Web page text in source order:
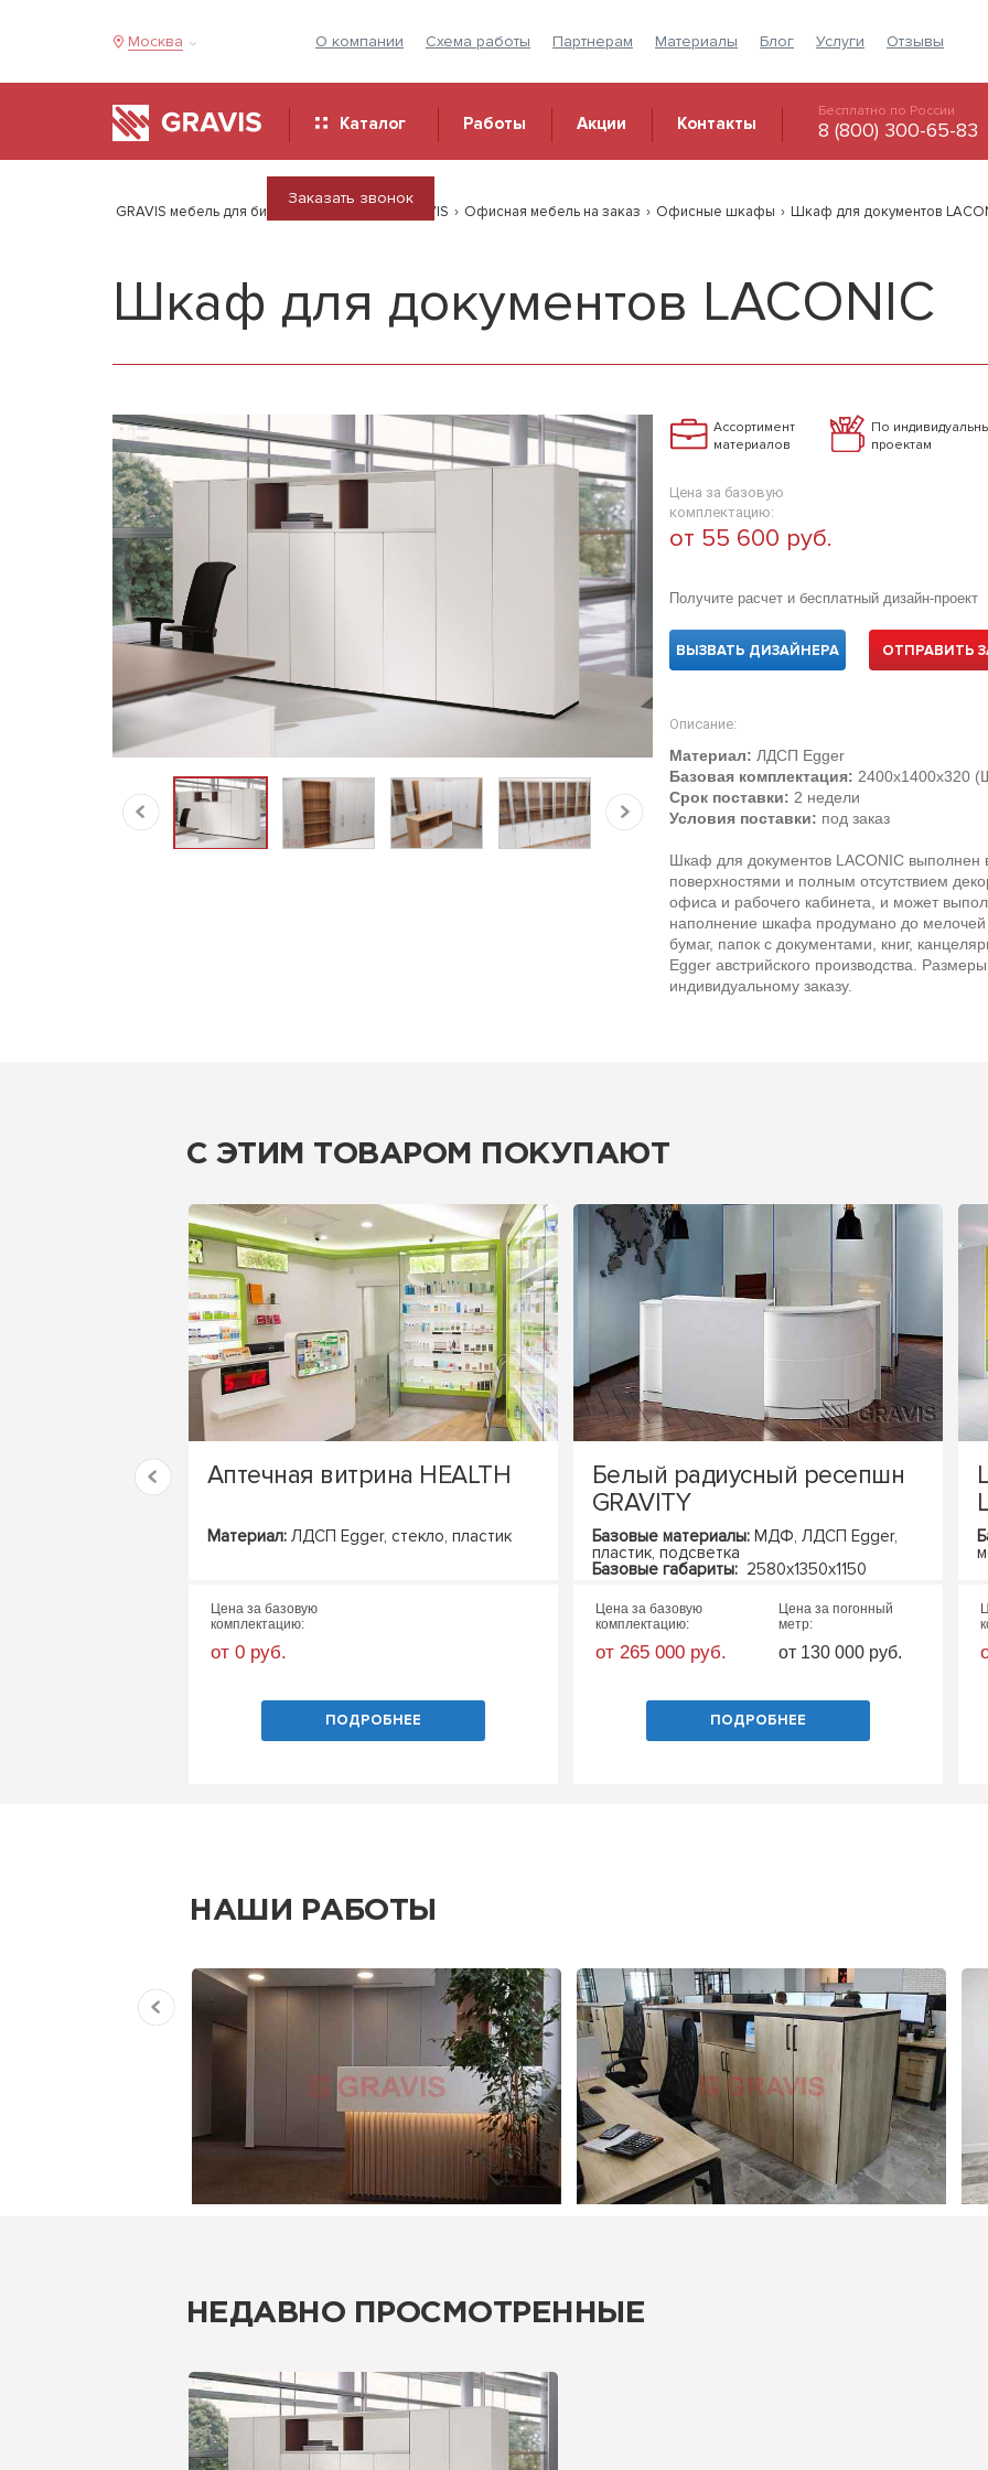
Москва О компании Схема работы Партнерам Материалы Блог Услуги Отзывы
Каталог Работы Акции Контакты
Бесплатно по России
8 (800) 300-65-83
Заказать звонок
GRAVIS мебель для бизнеса Продукция GRAVIS › Офисная мебель на заказ › Офисные шкафы › Шкаф для документов
Шкаф для документов LACONIC
Ассортимент
материалов
По
проектам
Цена за базовую
комплектацию:
от 55 600 руб.
Получите расчет и бесплатный дизайн-проект
ВЫЗВАТЬ ДИЗАЙНЕРА ОТПРАВИТЬ
Описание:
Материал: ЛДСП Egger
Базовая комплектация: 2400х1400х320
Срок поставки: 2 недели
Условия поставки: под заказ
Шкаф для документов LACONIC
поверхностями и полным отсутствием
офиса и рабочего кабинета, и может
наполнение шкафа продумано до мелочей
бумаг, папок с документами, книг,
Egger австрийского производства.
индивидуальному заказу.
С ЭТИМ ТОВАРОМ ПОКУПАЮТ
Аптечная витрина HEALTH
Материал:ЛДСП Egger, стекло, пластик
Цена за базовую
комплектацию:
от 0 руб.
ПОДРОБНЕЕ
Белый радиусный ресепшн
GRAVITY
Базовые материалы:МДФ, ЛДСП Egger,
пластик, подсветка
Базовые габариты:2580х1350х1150
Цена за базовую
комплектацию:
от 265 000 руб.
Цена за погонный
метр:
от 130 000 руб.
ПОДРОБНЕЕ
НАШИ РАБОТЫ
НЕДАВНО ПРОСМОТРЕННЫЕ